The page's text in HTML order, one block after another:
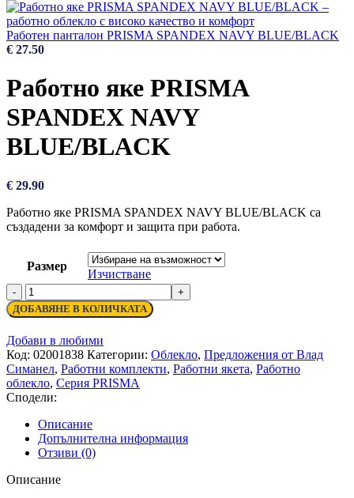
Работен панталон PRISMA SPANDEX NAVY BLUE/BLACK
€ 27.50
Работно яке PRISMA
SPANDEX NAVY
BLUE/BLACK
€ 29.90
Работно яке PRISMA SPANDEX NAVY BLUE/BLACK са
създадени за комфорт и защита при работа.
Размер
Изчистване
количество
за
Работно
PRISMA
SPANDEX
NAVY
BLUE/BLACK
ДОБАВЯНЕ В КОЛИЧКАТА
Добави в любими
Код: 02001838 Категории: Облекло, Предложения от Влад
Симанел, Работни комплекти, Работни якета, Работно
облекло, Серия PRISMA
Сподели:
Описание
Допълнителна информация
Отзиви (0)
Описание